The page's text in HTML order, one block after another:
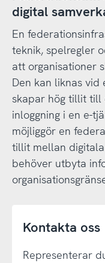
digital
En
teknik, spelregler
att organisationer
Den kan liknas vid
skapar hög tillit till
inloggning i en e-
möjliggör en
tillit mellan
behöver utbyta
Kontakta oss
Representerar